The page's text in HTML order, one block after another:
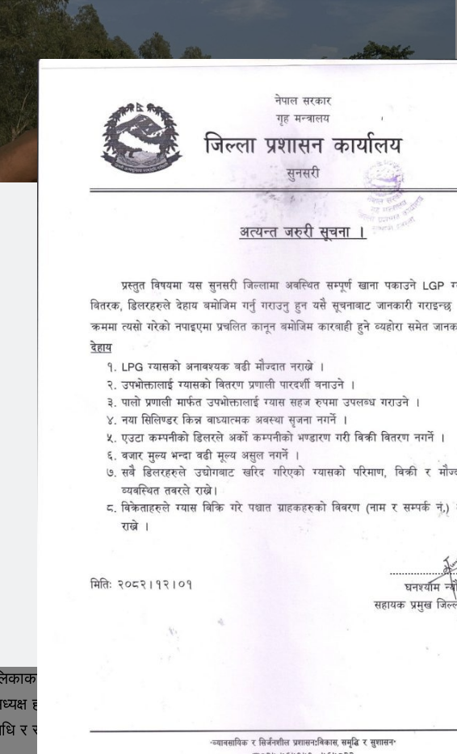
तौल उमेर समूहका मोन्टी पहलमान, रबी पहलमान, कालु पहलमान, रितेश
कुस्ती सम्पन्न भएको छ।
थापा, भरतकुमार, बाबा लाडी, ओमकार पहलमान, समसेर पहलमान, बिक्की
रिजवान गणी, मोहित पहलमान, कल्कु पहलमान, भेसा पहलमानसहित २१
खेलमा सात जोडीमा १४ जनाले कुस्ती खेल्नुभएको छ ।
दिल्लीसहित बनारस, जम्मुकस्मिर, विहार, लखनौ, राजस्थान, पञ्जाबसहितका
र सप्तरीका खलिफाहरुले कुस्ती प्रदर्शन गर्नुभएको थियो ।
अध्यक्ष महेन्द्र प्रसाद यादवले मधेसको मौलिक पहिचानसँग र संस्कृतिसँग जोडिएको
बताउनु भयो। तराइ मधेसमा लोपोन्मुख अवस्थामा पुगेको कुस्ती खेलको संरक्षण
आयोजना गरिएकोमा यादवले खुसी व्यक्त गर्नुभयो ।
अध्यक्ष अजमल अख्खर आजाद, भोक्राहा नरसिंह गाउँपालिका २ का वडा
हारुन अन्सारी, ६ का वडा अध्यक्ष सेराजुद्धिन अन्सारी र ७ का वडा अध्यक्ष
र स्थानीय नेताहरुको उपस्थिति थियो ।